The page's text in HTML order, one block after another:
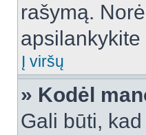
rašymą.
Į viršų
» Kodėl
Gali būti,